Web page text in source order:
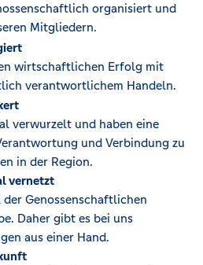
organisiert und
Mitgliedern.
wirtschaftlichen Erfolg mit
verantwortlichem Handeln.
verwurzelt und haben eine
und Verbindung zu
in der Region.
vernetzt
der Genossenschaftlichen
Daher gibt es bei uns
aus einer Hand.